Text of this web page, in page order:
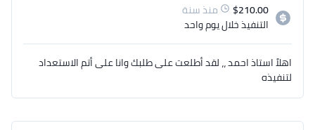
إذا كان لديك أي أسئلة أو استفسارات، فلا تتردد في الاتصال
حسام حسين
$210.00
منذ سنة
التنفيذخلال يوم واحد
اهلاً استاذ احمد ،، لقد أطلعت على طلبك وانا على أتم الاستعداد
لتنفيذه